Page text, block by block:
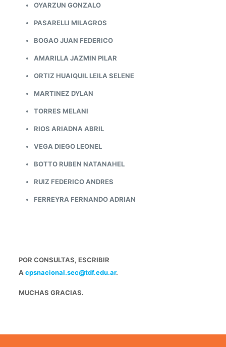
OYARZUN GONZALO
PASARELLI MILAGROS
BOGAO JUAN FEDERICO
AMARILLA JAZMIN PILAR
ORTIZ HUAIQUIL LEILA SELENE
MARTINEZ DYLAN
TORRES MELANI
RIOS ARIADNA ABRIL
VEGA DIEGO LEONEL
BOTTO RUBEN NATANAHEL
RUIZ FEDERICO ANDRES
FERREYRA FERNANDO ADRIAN
POR CONSULTAS, ESCRIBIR
A cpsnacional.sec@tdf.edu.ar.
MUCHAS GRACIAS.